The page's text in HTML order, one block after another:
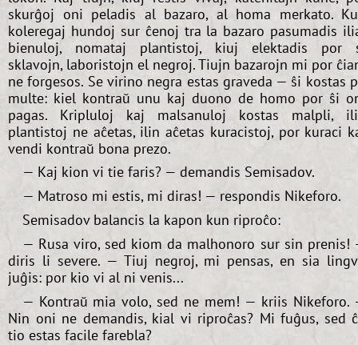
skurĝoj oni peladis al bazaro, al homa merkato.
koleregaj hundoj sur ĉenoj tra la bazaro pasumadis
bienuloj, nomataj plantistoj, kiuj elektadis por
sklavojn, laboristojn el negroj. Tiujn bazarojn mi por
ne forgesos. Se virino negra estas graveda — ŝi kostas
multe: kiel kontraŭ unu kaj duono de homo por ŝi
pagas. Kripluloj kaj malsanuloj kostas malpli,
plantistoj ne aĉetas, ilin aĉetas kuracistoj, por kuraci
vendi kontraŭ bona prezo.
— Kaj kion vi tie faris? — demandis Semisadov.
— Matroso mi estis, mi diras! — respondis Nikeforo.
Semisadov balancis la kapon kun riproĉo:
— Rusa viro, sed kiom da malhonoro sur sin prenis!
diris li severe. — Tiuj negroj, mi pensas, en sia
juĝis: por kio vi al ni venis...
— Kontraŭ mia volo, sed ne mem! — kriis Nikeforo.
Nin oni ne demandis, kial vi riproĉas? Mi fuĝus, sed
tio estas facile farebla?